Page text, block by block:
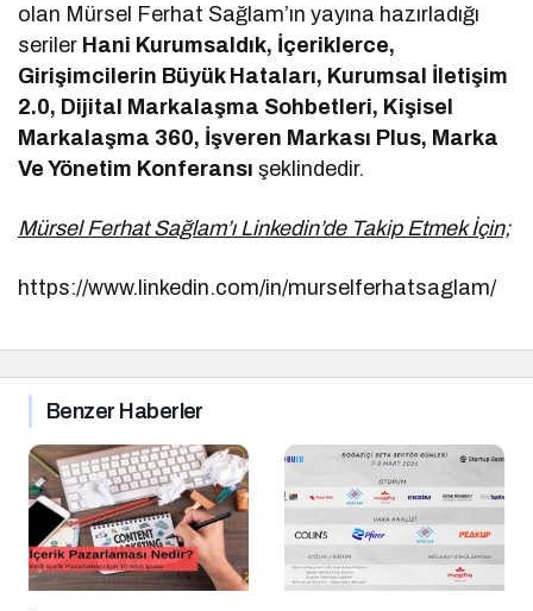
olan Mürsel Ferhat Sağlam’ın yayına hazırladığı
seriler Hani Kurumsaldık, İçeriklerce,
Girişimcilerin Büyük Hataları, Kurumsal İletişim
2.0, Dijital Markalaşma Sohbetleri, Kişisel
Markalaşma 360, İşveren Markası Plus, Marka
Ve Yönetim Konferansı şeklindedir.
Mürsel Ferhat Sağlam’ı Linkedin’de Takip Etmek İçin;
https://www.linkedin.com/in/murselferhatsaglam/
Benzer Haberler